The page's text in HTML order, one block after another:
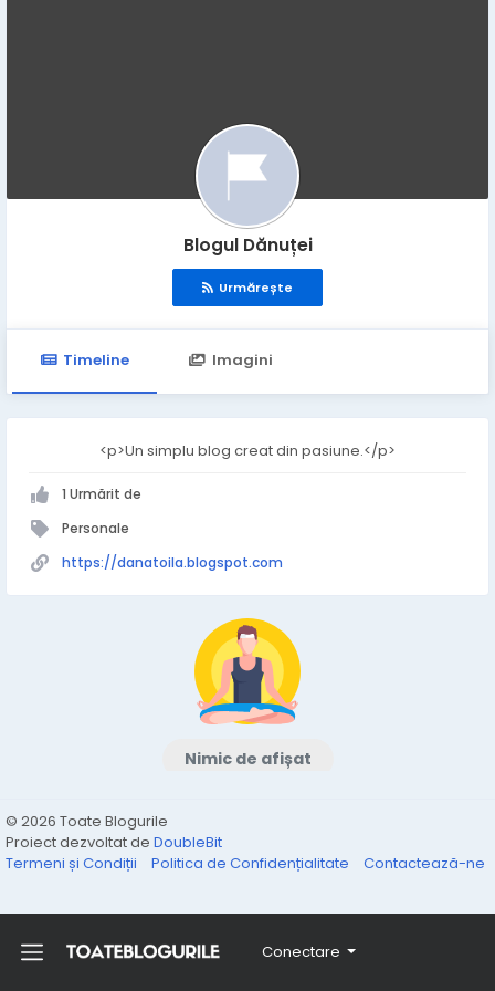
Conectare
Blogul Dănuței
Urmărește
Timeline Imagini
<p>Un simplu blog creat din pasiune.</p>
1 Urmărit de
Personale
https://danatoila.blogspot.com
Nimic de afișat
© 2026 Toate Blogurile
Proiect dezvoltat de DoubleBit
Termeni și Condiții
Politica de Confidențialitate Contactează-ne